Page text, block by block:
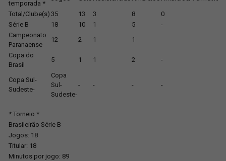
temporada *
Total/Clube(s) 35 13 3 8 0
Série B
18 10 1 5 -
Campeonato
Paranaense
12 2 1 1 -
Copa do
Brasil
5 1 1 2 -
Copa Sul-
Sudeste-
Copa
Sul-
Sudeste-
- - - -
* Torneio *
Brasileirão Série B
Jogos: 18
Titular: 18
Minutos por jogo: 89